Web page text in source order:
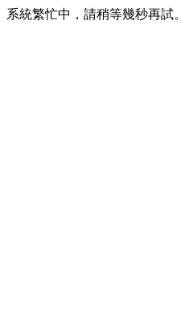
系統繁忙中，請稍等幾秒再試。